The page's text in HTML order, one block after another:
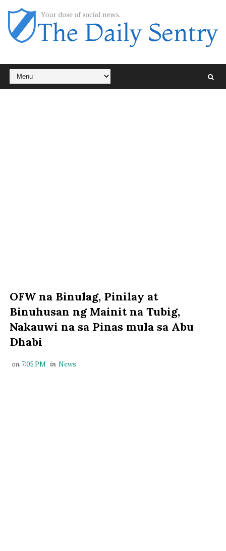
OFW na Binulag, Pinilay at
Binuhusan ng Mainit na Tubig,
Nakauwi na sa Pinas mula sa Abu
Dhabi
on 7:05 PM in News